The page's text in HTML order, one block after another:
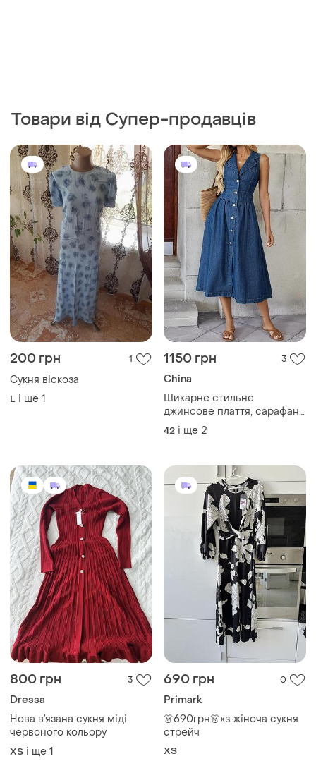
Товари від Супер-продавців
200 грн 1
Сукня віскоза
L і ще 1
1150 грн 3
China
Шикарне стильне
джинсове плаття, сарафан,
бавовна 100%, р. m, наш
42-46, синій
42 і ще 2
800 грн 3
Dressa
Нова в’язана сукня міді
червоного кольору
ХS і ще 1
690 грн 0
Primark
👗690грн👗xs жіноча сукня
стрейч
ХS